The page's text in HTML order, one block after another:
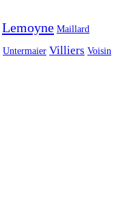
Lemoyne Maillard
Untermaier Villiers Voisin